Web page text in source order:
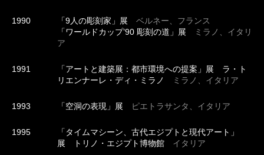
1990 「9人の彫刻家」展 ベルネー、フランス
「ワールドカップ’90 彫刻の道」展
ミラノ、イタリ
ア
1991
「アートと建築展：都市環境への提案」展 ラ・ト
リエンナーレ・ディ・ミラノ
ミラノ、イタリア
1993 「空洞の表現」展 ピエトラサンタ、イタリア
1995
「タイムマシーン、古代エジプトと現代アート」
展 トリノ・エジプト博物館 イタリア